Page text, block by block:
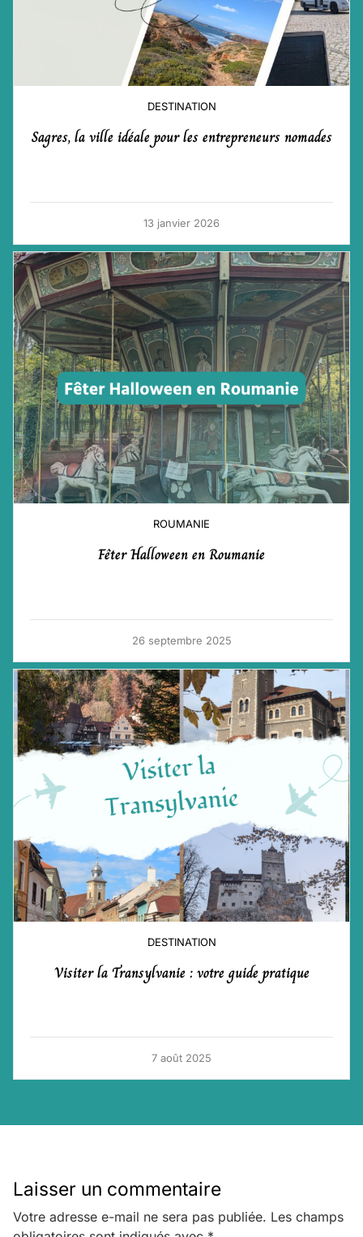
DESTINATION
Sagres, la ville idéale pour les entrepreneurs nomades
13 janvier 2026
ROUMANIE
Fêter Halloween en Roumanie
26 septembre 2025
DESTINATION
Visiter la Transylvanie : votre guide pratique
7 août 2025
Laisser un commentaire
Votre adresse e-mail ne sera pas publiée. Les champs